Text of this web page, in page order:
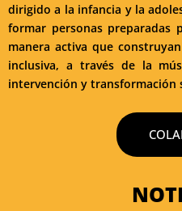
dirigido a la infancia y la
formar personas preparadas
manera activa que
inclusiva, a través de la
intervención y transformación